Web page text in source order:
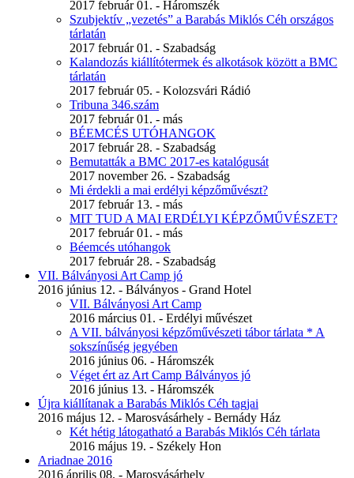
2017 február 01. - Háromszék
Szubjektív „vezetés” a Barabás Miklós Céh országos
tárlatán
2017 február 01. - Szabadság
Kalandozás kiállítótermek és alkotások között a BMC
tárlatán
2017 február 05. - Kolozsvári Rádió
Tribuna 346.szám
2017 február 01. - más
BÉEMCÉS UTÓHANGOK
2017 február 28. - Szabadság
Bemutatták a BMC 2017-es katalógusát
2017 november 26. - Szabadság
Mi érdekli a mai erdélyi képzőművészt?
2017 február 13. - más
MIT TUD A MAI ERDÉLYI KÉPZŐMŰVÉSZET?
2017 február 01. - más
Béemcés utóhangok
2017 február 28. - Szabadság
VII. Bálványosi Art Camp jó
2016 június 12. - Bálványos - Grand Hotel
VII. Bálványosi Art Camp
2016 március 01. - Erdélyi művészet
A VII. bálványosi képzőművészeti tábor tárlata * A
sokszínűség jegyében
2016 június 06. - Háromszék
Véget ért az Art Camp Bálványos jó
2016 június 13. - Háromszék
Újra kiállítanak a Barabás Miklós Céh tagjai
2016 május 12. - Marosvásárhely - Bernády Ház
Két hétig látogatható a Barabás Miklós Céh tárlata
2016 május 19. - Székely Hon
Ariadnae 2016
2016 április 08. - Marosvásárhely